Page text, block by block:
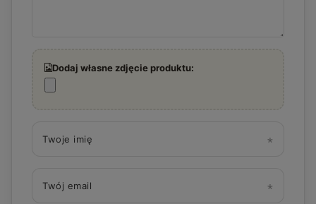
Dodaj własne zdjęcie produktu:
Twoje imię
Twój email